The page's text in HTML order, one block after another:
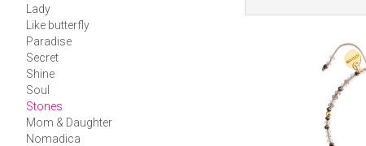
Lady
Like butterfly
Paradise
Secret
Shine
Soul
Stones
Mom & Daughter
Nomadica